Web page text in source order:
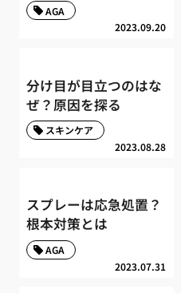
2023.09.20
AGA
分け目が目立つのはな
ぜ？原因を探る
2023.08.28
スキンケア
スプレーは応急処置？
根本対策とは
2023.07.31
AGA